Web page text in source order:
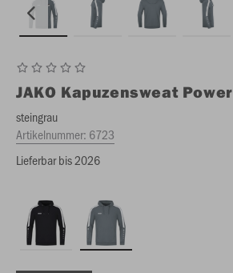
JAKO Kapuzensweat Power
steingrau
Artikelnummer: 6723
Lieferbar bis 2026